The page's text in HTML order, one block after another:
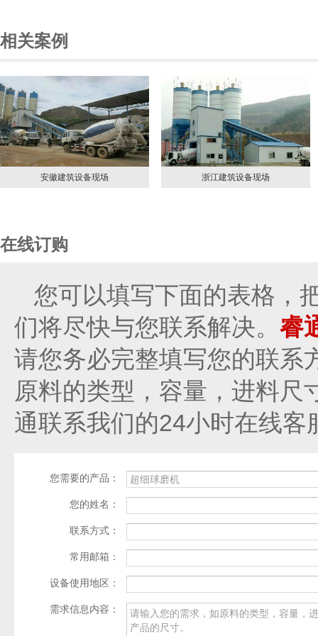
相关案例
安徽建筑设备现场 浙江建筑设备现场
在线订购
您可以填写下面的表格，
们将尽快与您联系解决。 睿
请您务必完整填写您的联系
原料的类型，容量，进料尺
通联系我们的24小时在线
您需要的产品：
您的姓名：
联系方式：
常用邮箱：
设备使用地区：
需求信息内容：